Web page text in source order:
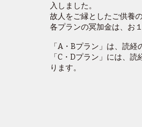
入しました。
故人をご縁としたご供養
各プランの冥加金は、お
「A・Bプラン」は、読経
「C・Dプラン」には、
ります。